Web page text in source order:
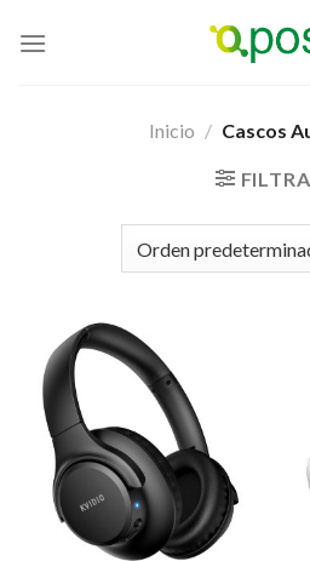
Inicio / Cascos